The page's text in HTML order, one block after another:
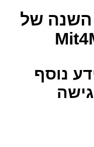
של
נוסף